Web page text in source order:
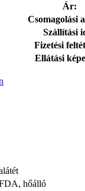
Ár:
Csomagolási
Szállítási
Fizetési
Ellátási
hőálló